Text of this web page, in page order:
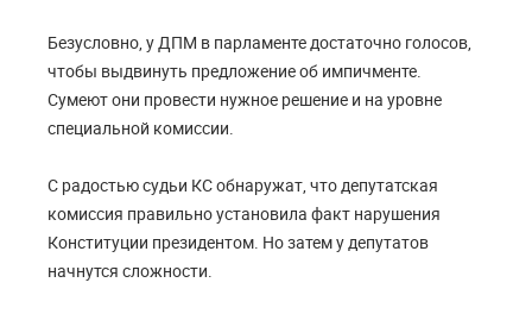
Безусловно, у ДПМ в парламенте достаточно голосов,
чтобы выдвинуть предложение об импичменте.
Сумеют они провести нужное решение и на уровне
специальной комиссии.
С радостью судьи КС обнаружат, что депутатская
комиссия правильно установила факт нарушения
Конституции президентом. Но затем у депутатов
начнутся сложности.